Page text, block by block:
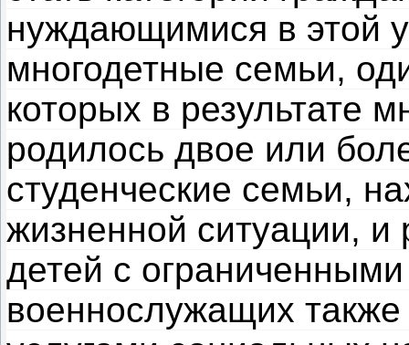
нуждающимися в этой
многодетные семьи,
которых в результате
родилось двое или
студенческие семьи,
жизненной ситуации,
детей с
военнослужащих также